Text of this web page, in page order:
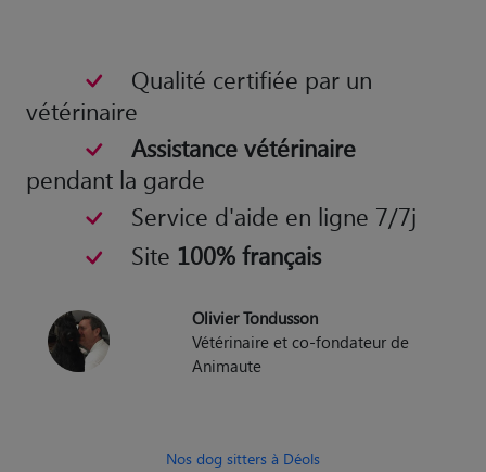
Qualité certifiée par un
vétérinaire
Assistance vétérinaire
pendant la garde
Service d'aide en ligne 7/7j
Site 100% français
Olivier Tondusson
Vétérinaire et co-fondateur de
Animaute
Nos dog sitters à Déols